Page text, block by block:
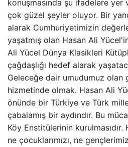
konuşmasında şu ifadelere yer
çok güzel şeyler oluyor. Bir
alarak Cumhuriyetimizin
yaşatmış olan Hasan Ali
Ali Yücel Dünya Klasikleri
çağdaşlığı hedef alarak
Geleceğe dair umudumuz olan
hizmetinde olmak. Hasan Ali
önünde bir Türkiye ve Türk
çabalamış bir aydındır. Bu
Köy Enstitülerinin
ne çocuklarımızı, ne